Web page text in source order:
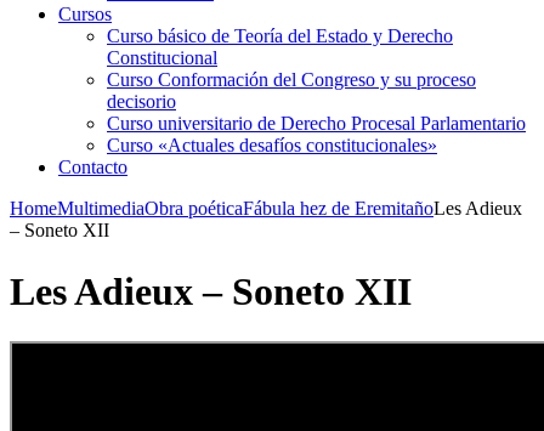
Cursos
Curso básico de Teoría del Estado y Derecho
Constitucional
Curso Conformación del Congreso y su proceso
decisorio
Curso universitario de Derecho Procesal Parlamentario
Curso «Actuales desafíos constitucionales»
Contacto
HomeMultimediaObra poéticaFábula hez de EremitañoLes Adieux
– Soneto XII
Les Adieux – Soneto XII